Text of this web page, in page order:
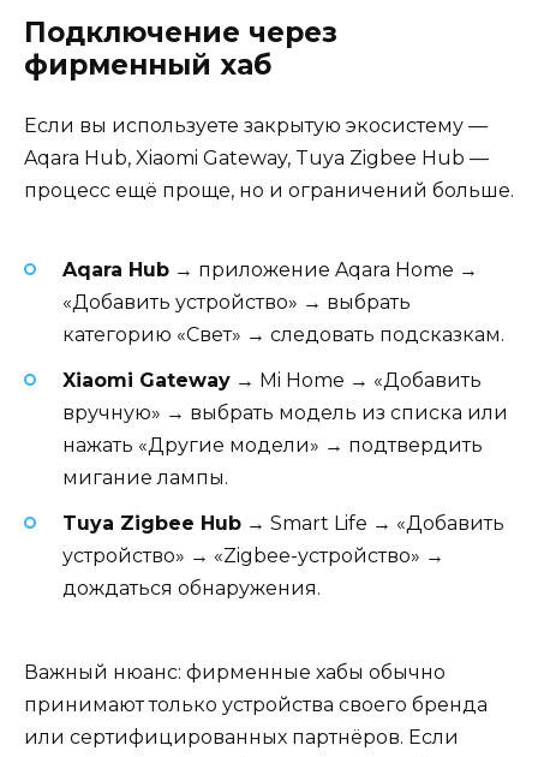
Подключение через
фирменный хаб
Если вы используете закрытую экосистему —
Aqara Hub, Xiaomi Gateway, Tuya Zigbee Hub —
процесс ещё проще, но и ограничений больше.
Aqara Hub → приложение Aqara Home →
«Добавить устройство» → выбрать
категорию «Свет» → следовать подсказкам.
Xiaomi Gateway → Mi Home → «Добавить
вручную» → выбрать модель из списка или
нажать «Другие модели» → подтвердить
мигание лампы.
Tuya Zigbee Hub → Smart Life → «Добавить
устройство» → «Zigbee-устройство» →
дождаться обнаружения.
Важный нюанс: фирменные хабы обычно
принимают только устройства своего бренда
или сертифицированных партнёров. Если